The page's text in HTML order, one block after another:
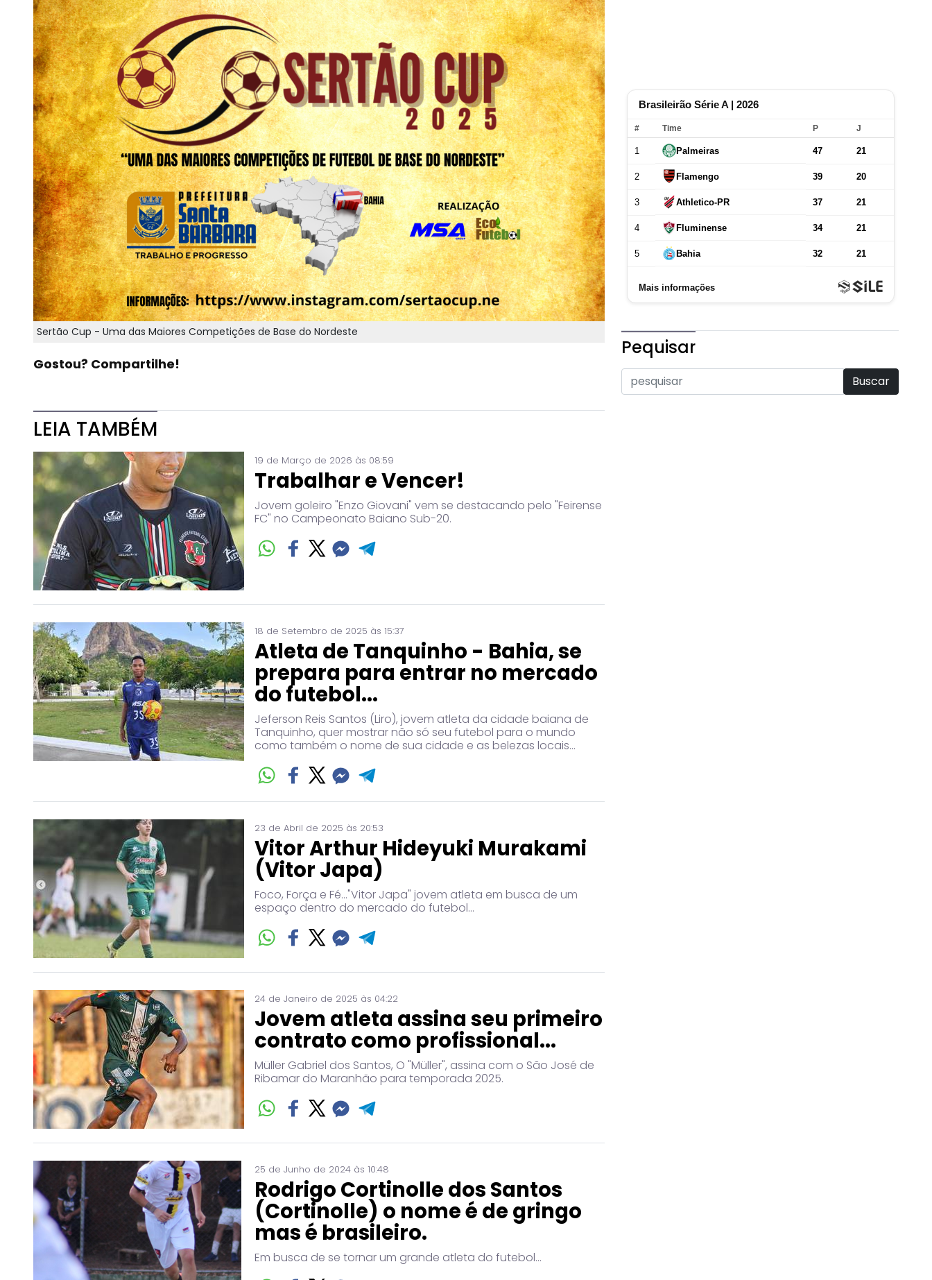
Sertão Cup - Uma das Maiores Competições de Base do Nordeste
Gostou? Compartilhe!
LEIA TAMBÉM
19 de Março de 2026 às 08:59
Trabalhar e Vencer!
Jovem goleiro "Enzo Giovani" vem se destacando pelo "Feirense
FC" no Campeonato Baiano Sub-20.
18 de Setembro de 2025 às 15:37
Atleta de Tanquinho - Bahia, se
prepara para entrar no mercado
do futebol...
Jeferson Reis Santos (Liro), jovem atleta da cidade baiana de
Tanquinho, quer mostrar não só seu futebol para o mundo
como também o nome de sua cidade e as belezas locais...
23 de Abril de 2025 às 20:53
Vitor Arthur Hideyuki Murakami
(Vitor Japa)
Foco, Força e Fé..."Vitor Japa" jovem atleta em busca de um
espaço dentro do mercado do futebol...
24 de Janeiro de 2025 às 04:22
Jovem atleta assina seu primeiro
contrato como profissional...
Müller Gabriel dos Santos, O "Müller", assina com o São José de
Ribamar do Maranhão para temporada 2025.
25 de Junho de 2024 às 10:48
Rodrigo Cortinolle dos Santos
(Cortinolle) o nome é de gringo
mas é brasileiro.
Em busca de se tornar um grande atleta do futebol...
Pequisar